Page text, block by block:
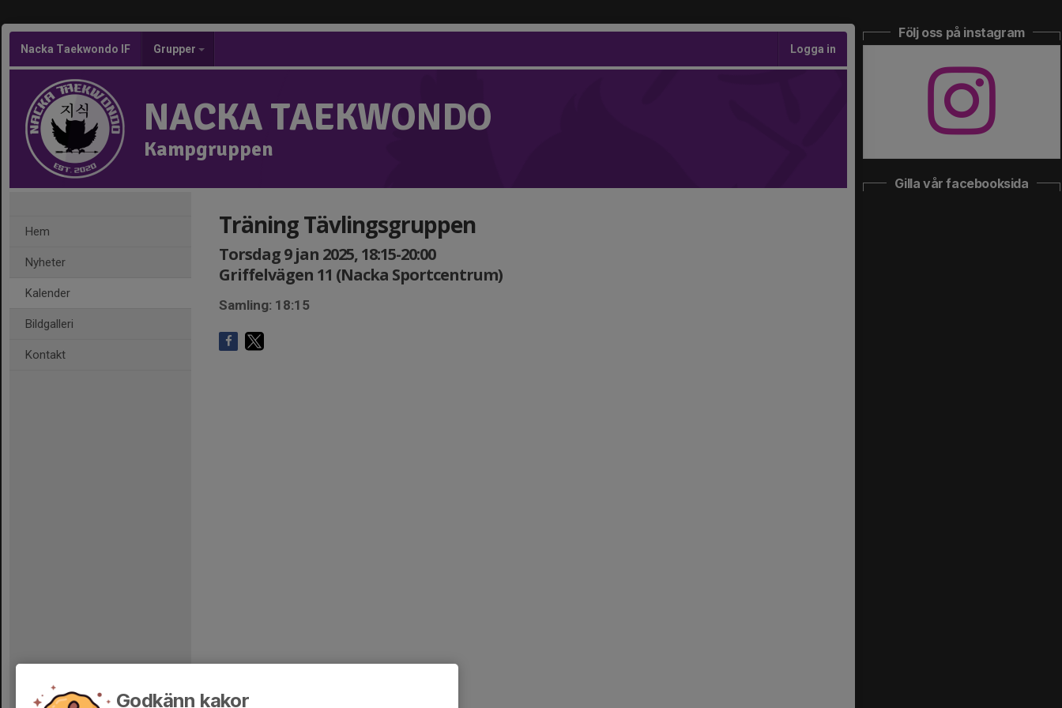
Nacka Taekwondo IF Grupper Logga in
NACKA TAEKWONDO
Kampgruppen
Hem
Nyheter
Kalender
Bildgalleri
Kontakt
Träning Tävlingsgruppen
Torsdag 9 jan 2025, 18:15-20:00
Griffelvägen 11 (Nacka Sportcentrum)
Samling: 18:15
Följ oss på instagram
Gilla vår facebooksida
Godkänn kakor